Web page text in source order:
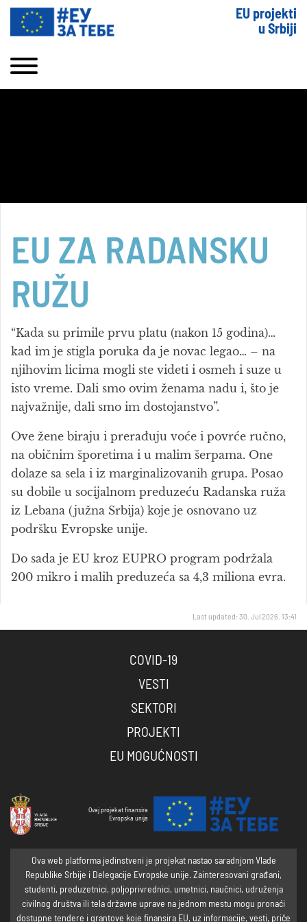
EU projekti
u Srbiji
EU ZA RADANSKU
RUŽU
“Kada su primile prvu platu (nakon 15 godina)…
kad im je stigla poruka da je novac legao… – na
njihovim licima mogli ste videti i osmeh i suze u
isto vreme. Dali smo ovim ženama nadu i, što je
najvažnije, dali smo im dostojanstvo”.
Ove žene biraju i prerađuju voće i povrće ručno,
na običnim šporetima i u malim šerpama. One
dolaze sa sela i iz marginalizovanih grupa. Posao
su dobile u socijalnom preduzeću Radanska ruža
iz Lebana (južna Srbija) koje je osnovano uz
podršku Evropske unije.
Do sada je EU kroz EUPRO program podržala
200 mikro i malih preduzeća sa 4,3 miliona evra.
Last updated: 30. Jul 2026. 13:41
COVID-19
VESTI
SEKTORI
PROJEKTI
EU MOGUĆNOSTI
Ovaj projekat finansira
Evropska unija
Ova web platforma jedinstveni je projekat nastao saradnjom Vlade
Republike Srbije i Delegacije Evropske unije. Zainteresovani građani,
studenti, preduzetnici, poljoprivrednici, umetnici, naučnici, udruženja
civilnog društva ili tela državne uprave na jednom mestu mogu pronaći
dostupne tendere i grantove koje finansira EU, uz informacije, vesti, priče